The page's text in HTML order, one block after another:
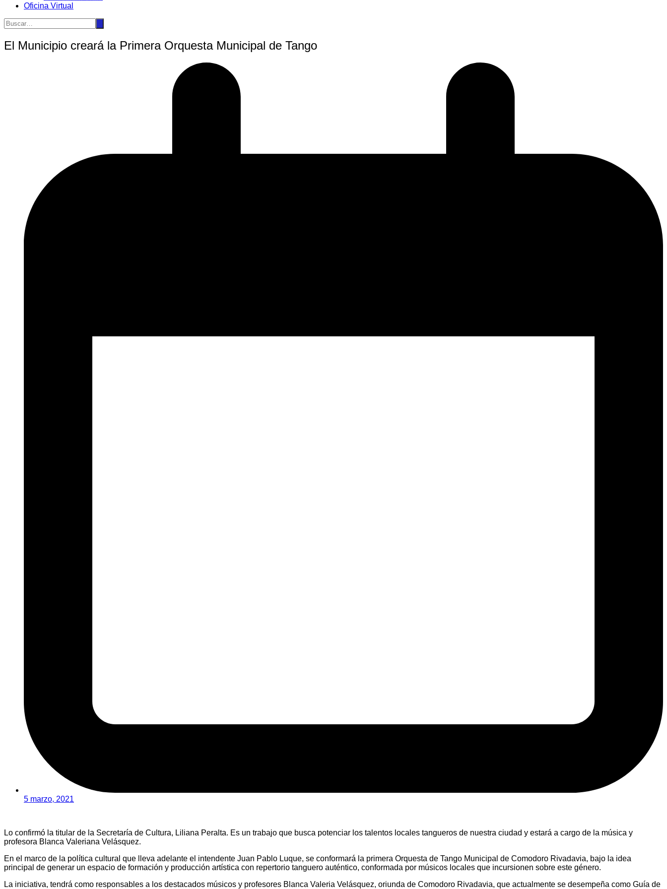
Oficina Virtual
El Municipio creará la Primera Orquesta Municipal de Tango
5 marzo, 2021
Lo confirmó la titular de la Secretaría de Cultura, Liliana Peralta. Es un trabajo que busca potenciar los talentos locales tangueros de nuestra ciudad y estará a cargo de la música y
profesora Blanca Valeriana Velásquez.
En el marco de la política cultural que lleva adelante el intendente Juan Pablo Luque, se conformará la primera Orquesta de Tango Municipal de Comodoro Rivadavia, bajo la idea
principal de generar un espacio de formación y producción artística con repertorio tanguero auténtico, conformada por músicos locales que incursionen sobre este género.
La iniciativa, tendrá como responsables a los destacados músicos y profesores Blanca Valeria Velásquez, oriunda de Comodoro Rivadavia, que actualmente se desempeña como Guía de